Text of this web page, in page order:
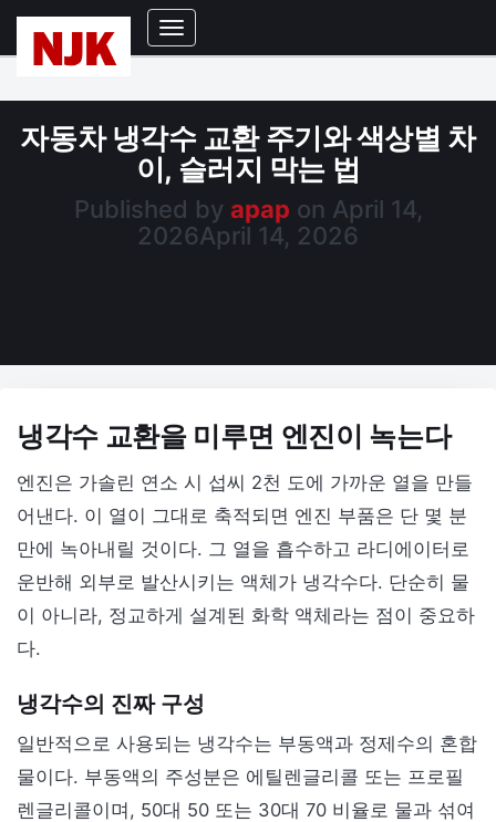
Toggle
자동차 냉각수 교환 주기와 색상별 차
이, 슬러지 막는 법
Published by apap on April 14,
2026April 14, 2026
냉각수 교환을 미루면 엔진이 녹는다
엔진은 가솔린 연소 시 섭씨 2천 도에 가까운 열을 만들
어낸다. 이 열이 그대로 축적되면 엔진 부품은 단 몇 분
만에 녹아내릴 것이다. 그 열을 흡수하고 라디에이터로
운반해 외부로 발산시키는 액체가 냉각수다. 단순히 물
이 아니라, 정교하게 설계된 화학 액체라는 점이 중요하
다.
냉각수의 진짜 구성
일반적으로 사용되는 냉각수는 부동액과 정제수의 혼합
물이다. 부동액의 주성분은 에틸렌글리콜 또는 프로필
렌글리콜이며, 50대 50 또는 30대 70 비율로 물과 섞여